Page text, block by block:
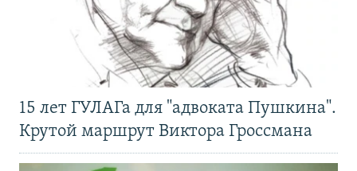
15 лет ГУЛАГа для "адвоката Пушкина".
Крутой маршрут Виктора Гроссмана